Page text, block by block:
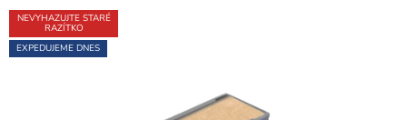
produktu
je
0,0
NEVYHAZUJTE STARÉ
RAZÍTKO
EXPEDUJEME DNES